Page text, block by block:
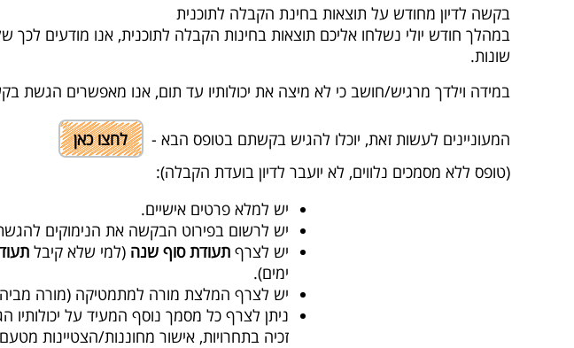
בקשה לדיון מחודש על תוצאות בחינת הקבלה לתוכנית
במהלך חודש יולי נשלחו אליכם תוצאות בחינות הקבלה לתוכנית, אנו מודעים לכך
שונות.
במידה וילדך מרגיש/חושב כי לא מיצה את יכולותיו עד תום, אנו מאפשרים הגשת
המעוניינים לעשות זאת, יוכלו להגיש בקשתם בטופס הבא -
לחצו כאן
(טופס ללא מסמכים נלווים, לא יועבר לדיון בועדת הקבלה):
יש למלא פרטים אישיים.
יש לרשום בפירוט הבקשה את הנימוקים
יש לצרף תעודת סוף שנה (למי שלא קיבל
ימים).
יש לצרף המלצת מורה למתמטיקה (מורה
ניתן לצרף כל מסמך נוסף המעיד על יכולותיו
זכיה בתחרויות, אישור מחוננות/הצטיינות